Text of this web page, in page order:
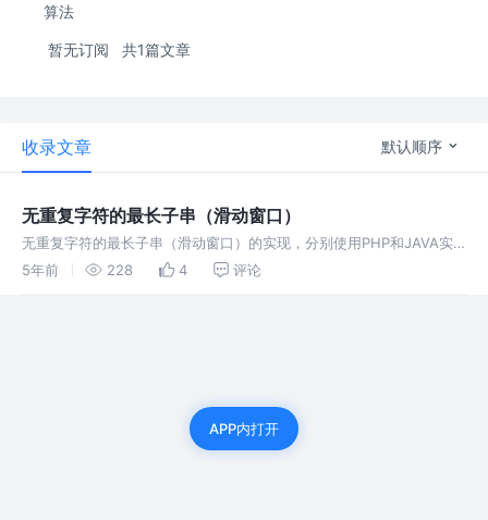
算法
暂无订阅 共1篇文章
收录文章 默认顺序
无重复字符的最长子串（滑动窗口）
无重复字符的最长子串（滑动窗口）的实现，分别使用PHP和JAVA实
现。无重复字符的最长子串（滑动窗口）的实现，分别使用PHP和
5年前 228 4 评论
APP内打开